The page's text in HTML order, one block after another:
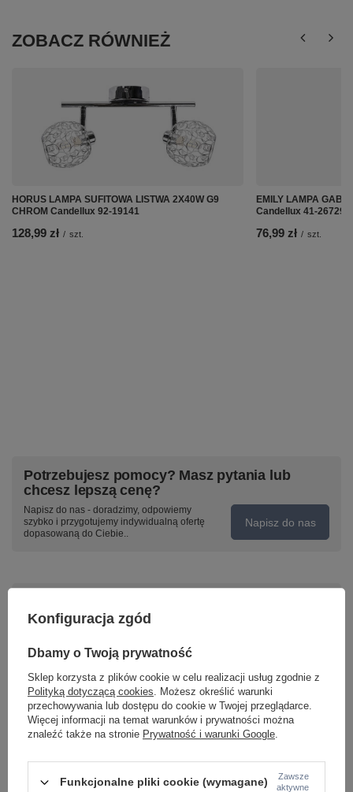
ZOBACZ RÓWNIEŻ
HORUS LAMPA SUFITOWA LISTWA 2X40W G9
CHROM Candellux 92-19141
128,99 zł / szt.
EMILY LAMPA
Candellux 41-26729
76,99 zł / szt.
Potrzebujesz pomocy? Masz pytania lub
chcesz lepszą cenę?
Napisz do nas - doradzimy, odpowiemy
szybko i przygotujemy indywidualną ofertę
dopasowaną do Ciebie..
Napisz do nas
Napisz swoją opinię
Twoja ocena:
5/5
Treść twojej opinii
Konfiguracja zgód
Dbamy o Twoją prywatność
Sklep korzysta z plików cookie w celu realizacji usług zgodnie z
Polityką dotyczącą cookies. Możesz określić warunki
przechowywania lub dostępu do cookie w Twojej przeglądarce.
Więcej informacji na temat warunków i prywatności można
znaleźć także na stronie Prywatność i warunki Google.
Funkcjonalne pliki cookie (wymagane)
Zawsze
aktywne